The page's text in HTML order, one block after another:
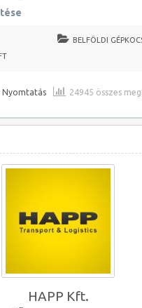
BELFÖLDI
24945 összes
Nyomtatás
HAPP Kft.